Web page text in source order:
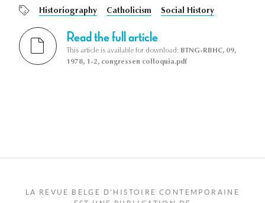
Historiography Catholicism Social History
Read the full article
This article is available for download: BTNG-RBHC, 09,
1978, 1-2, congressen colloquia.pdf
LA REVUE BELGE D'HISTOIRE CONTEMPORAINE